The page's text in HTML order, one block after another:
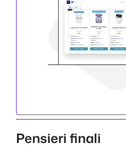
Pensieri finali